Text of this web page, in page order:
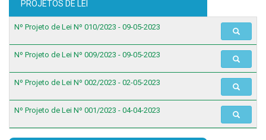
PROJETOS DE LEI
Nº Projeto de Lei Nº 010/2023 - 09-05-2023
Nº Projeto de Lei Nº 009/2023 - 09-05-2023
Nº Projeto de Lei Nº 002/2023 - 02-05-2023
Nº Projeto de Lei Nº 001/2023 - 04-04-2023